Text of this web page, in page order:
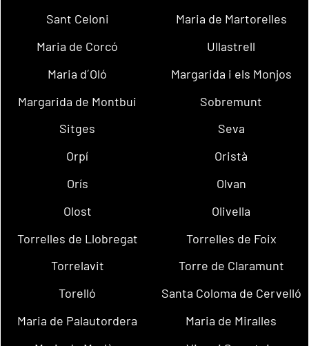
Sant Celoni
Maria de Martorelles
Maria de Corcó
Ullastrell
Maria d´Oló
Margarida i els Monjos
Margarida de Montbui
Sobremunt
Sitges
Seva
Orpí
Oristà
Orís
Olvan
Olost
Olivella
Torrelles de Llobregat
Torrelles de Foix
Torrelavit
Torre de Claramunt
Torelló
Santa Coloma de Cervelló
Maria de Palautordera
Maria de Miralles